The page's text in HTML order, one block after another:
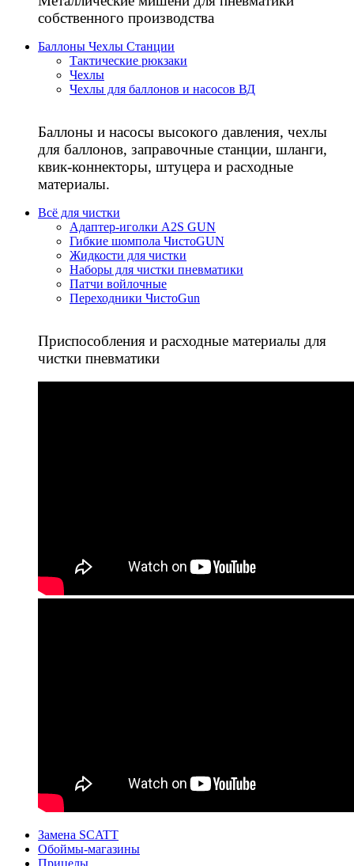
собственного производства
Баллоны Чехлы Станции
Тактические рюкзаки
Чехлы
Чехлы для баллонов и насосов ВД
Баллоны и насосы высокого давления, чехлы
для баллонов, заправочные станции, шланги,
квик-коннекторы, штуцера и расходные
материалы.
Всё для чистки
Адаптер-иголки A2S GUN
Гибкие шомпола ЧистоGUN
Жидкости для чистки
Наборы для чистки пневматики
Патчи войлочные
Переходники ЧистоGun
Приспособления и расходные материалы для
чистки пневматики
Замена SCATT
Обоймы-магазины
Прицелы